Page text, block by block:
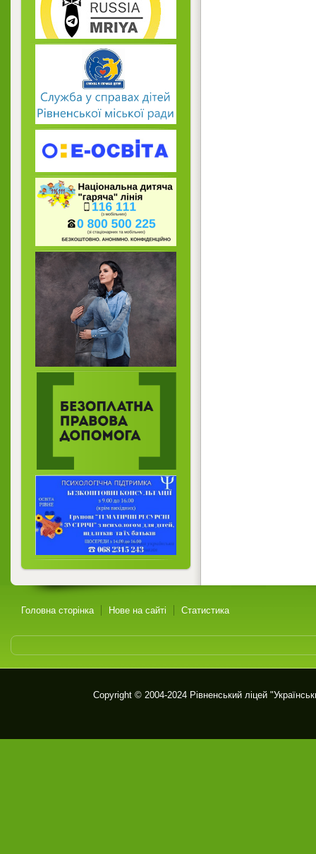
Головна сторінка Нове на сайті Статистика
Copyright © 2004-2024 Рівненський ліцей